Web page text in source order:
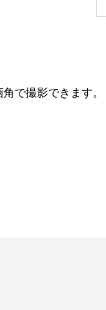
で撮影できます。